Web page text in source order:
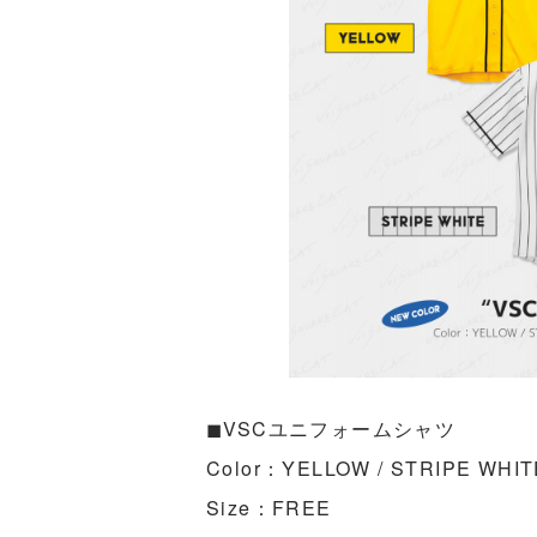
◼︎VSCユニフォームシャツ
Color：YELLOW / STRIPE
Size：FREE